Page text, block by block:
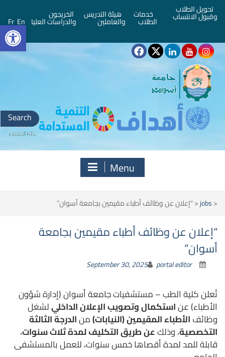
تحويل الطلاب
وقبول الانتساب خدمات
الطلاب
هيئة التدريس
والعاملين
الخريجون
والدراسات العليا En
Fr
Search
for:
Menu
<
jobs
<“إعلان عن وظائف أطباء مقيمين بجامعة أسوان”
“إعلان عن وظائف أطباء مقيمين بجامعة
أسوان”
September 30, 2025 portal editor
تُعلن كلية الطب – مستشفيات جامعة أسوان (إدارة شؤون
الأطباء) عناستكمال وتصويب الإعلان الداخليلشغل
وظائفالأطباء المقيمين (النيابات)منالدرجة الثالثة
التخصصية، وذلكعن طريق التكليف لمدة ثلاث سنوات،
قابلة للمد لمدة أقصاها خمس سنوات، للعمل بالمستشفى